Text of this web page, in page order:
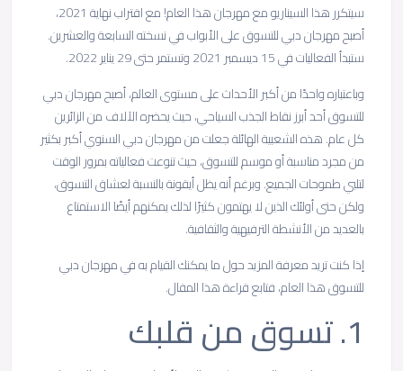
سيتكرر هذا السيناريو مع مهرجان هذا العام! مع اقتراب نهاية 2021،
أصبح مهرجان دبي للتسوق على الأبواب في نسخته السابعة والعشرين.
ستبدأ الفعاليات في 15 ديسمبر 2021 وتستمر حتى 29 يناير 2022.
وباعتباره واحدًا من أكبر الأحداث على مستوى العالم، أصبح مهرجان دبي
للتسوق أحد أبرز نقاط الجذب السياحي، حيث يحضره الآلاف من الزائرين
كل عام. هذه الشعبية الهائلة جعلت من مهرجان دبي السنوي أكبر بكثير
من مجرد مناسبة أو موسم للتسوق، حيث تنوعت فعالياته بمرور الوقت
لتلبي طموحات الجميع. وبرغم أنه يظل أيقونة بالنسبة لعشاق التسوق،
ولكن حتى أولئك الذين لا يهتمون كثيرًا لذلك يمكنهم أيضًا الاستمتاع
بالعديد من الأنشطة الترفيهية والثقافية.
إذا كنت تريد معرفة المزيد حول ما يمكنك القيام به في مهرجان دبي
للتسوق هذا العام، فتابع قراءة هذا المقال.
1. تسوقمنقلبك